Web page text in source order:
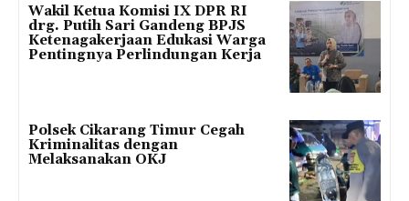
Wakil Ketua Komisi IX DPR RI
drg. Putih Sari Gandeng BPJS
Ketenagakerjaan Edukasi Warga
Pentingnya Perlindungan Kerja
Polsek Cikarang Timur Cegah
Kriminalitas dengan
Melaksanakan OKJ